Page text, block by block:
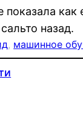
показала
назад.
, машинное